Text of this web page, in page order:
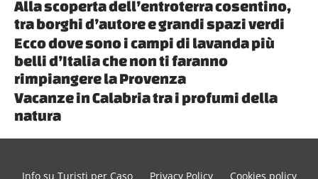
Alla scoperta dell’entroterra cosentino,
tra borghi d’autore e grandi spazi verdi
Ecco dove sono i campi di lavanda più
belli d’Italia che non ti faranno
rimpiangere la Provenza
Vacanze in Calabria tra i profumi della
natura
Info su Turisti per Caso Privacy Policy Cookies policy